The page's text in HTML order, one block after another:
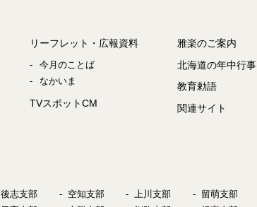
リーフレット・広報資料
今月のことば
なかいま
TVスポットCM
雅楽のご案内
北海道の年中行事
教育勅語
関連サイト
後志支部 空知支部 上川支部 留萌支部